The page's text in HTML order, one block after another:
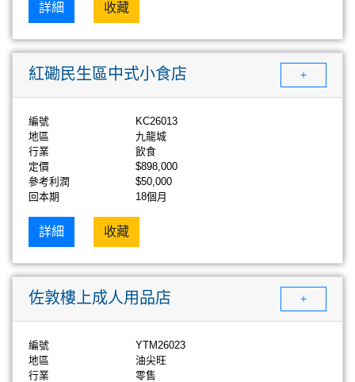
詳細 收藏
紅磡民生區中式小食店 +
編號
KC26013
地區
九龍城
行業
飲食
定價
$898,000
參考利潤
$50,000
回本期
18個月
詳細 收藏
佐敦樓上成人用品店 +
編號
YTM26023
地區
油尖旺
行業
零售